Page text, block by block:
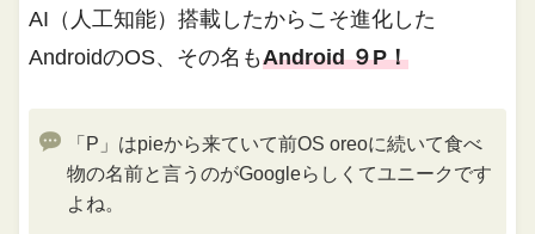
AI（人工知能）搭載したからこそ進化した
AndroidのOS、その名もAndroid ９P！
「P」はpieから来ていて前OS oreoに続いて食べ
物の名前と言うのがGoogleらしくてユニークです
よね。